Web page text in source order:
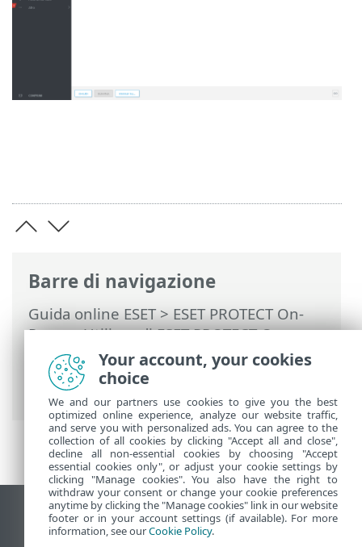
Barre di navigazione
Guida online ESET> ESET PROTECT On-
Prem>Utilizzo di ESET PROTECT On-
Prem>
ESET PROTECT On-Prem Menu
principale >Attività
Panoramica delle
attività> Dettagli attività
Visualizza sito desktop
End of Life
Your account, your cookies
choice
We and our partners use cookies to give you the best
optimized online experience, analyze our website traffic,
and serve you with personalized ads. You can agree to the
collection of all cookies by clicking "Accept all and close",
decline all non-essential cookies by choosing "Accept
essential cookies only", or adjust your cookie settings by
clicking "Manage cookies". You also have the right to
withdraw your consent or change your cookie preferences
anytime by clicking the "Manage cookies" link in our website
footer or in your account settings (if available). For more
information, see ourCookie Policy.